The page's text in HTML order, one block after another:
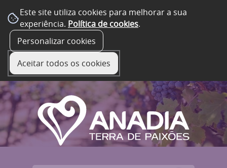
Este site utiliza cookies para melhorar a sua
experiência. Política de cookies.
Personalizar cookies
Aceitar todos os cookies